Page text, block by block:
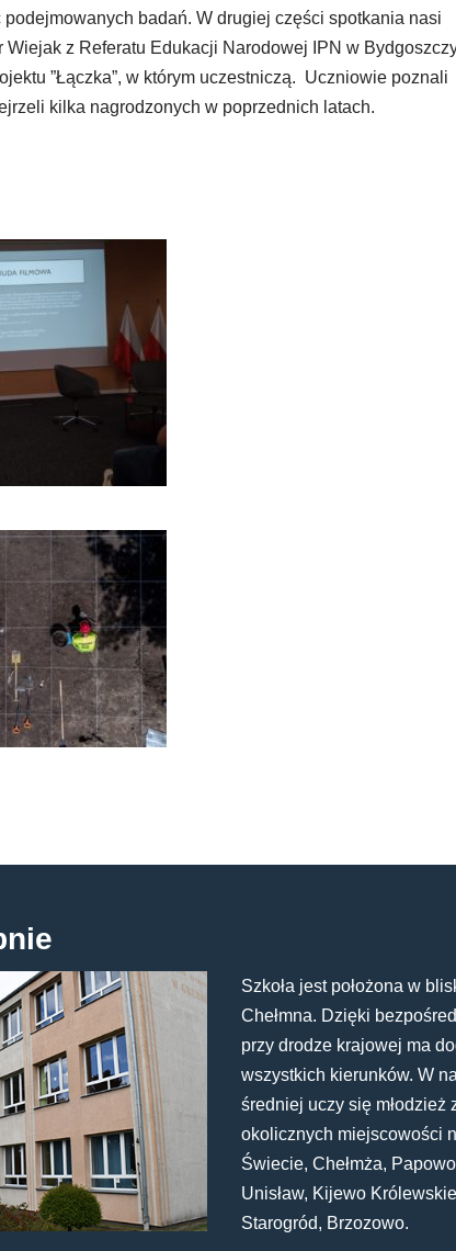
badań. W drugiej części spotkania nasi
z Referatu Edukacji Narodowej IPN w
”Łączka”, w którym uczestniczą. Uczniowie poznali
kilka nagrodzonych w poprzednich latach.
Szkoła jest położona w
Chełmna. Dzięki
przy drodze krajowej ma
wszystkich kierunków. W
średniej uczy się młodzież
okolicznych miejscowości
Świecie, Chełmża,
Unisław, Kijewo
Starogród, Brzozowo.